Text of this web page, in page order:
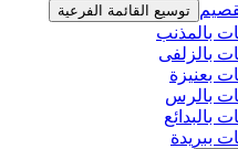
توسيع القائمة الفرعية
بالمذنب
بالزلفى
بعنيزة
بالرس
بالبدائع
ببريدة